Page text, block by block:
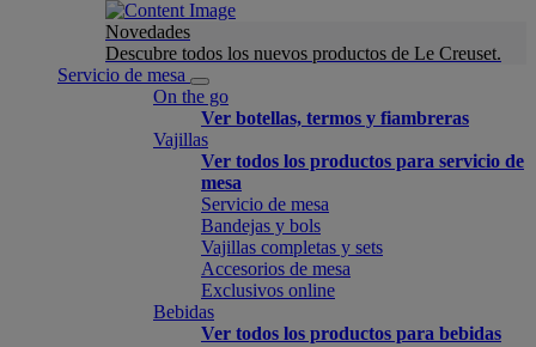
Novedades
Descubre todos los nuevos productos de Le Creuset.
Servicio de mesa
On the go
Ver botellas, termos y fiambreras
Vajillas
Ver todos los productos para servicio de
mesa
Servicio de mesa
Bandejas y bols
Vajillas completas y sets
Accesorios de mesa
Exclusivos online
Bebidas
Ver todos los productos para bebidas